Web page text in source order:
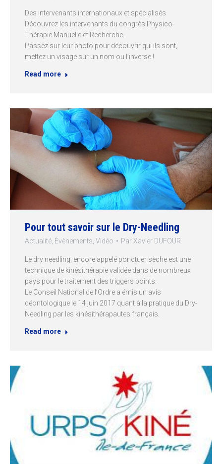
Des intervenants internationaux et spécialisés
Découvrez les intervenants du congrès Physico-
Thérapie Manuelle et Recherche.
Passez sur leur photo pour découvrir qui ils sont,
mettez un visage sur un nom ou l’inverse !
Read more
Pour tout savoir sur le Dry-Needling
Actualité Évènements Vidéo Par Xavier DUFOUR
Le dry needling, encore appelé ponctuer sèche est une
technique de kinésithérapie validée dans de nombreux
pays pour le traitement des triggers points.
Le Conseil National de l’Ordre a émis un avis
déontologique le 14 juin 2017 quant à la pratique du Dry-
Needling par les kinésithérapautes français.
Read more